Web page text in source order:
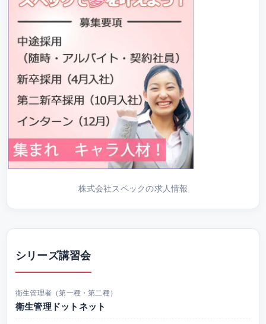
株式会社スペックの求人情報
シリーズ講習会
衛生管理者（第一種・第二種）
衛生管理ドットネット